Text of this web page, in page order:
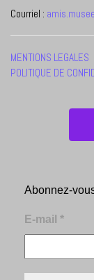
Courriel :
MENTIONS LEGALES
POLITIQUE DE
Abonnez-
E-mail *